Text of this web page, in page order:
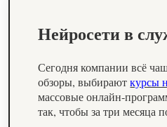
Нейросети в
Сегодня компании всё
обзоры, выбираюткурсы
массовые
так, чтобы за три месяца